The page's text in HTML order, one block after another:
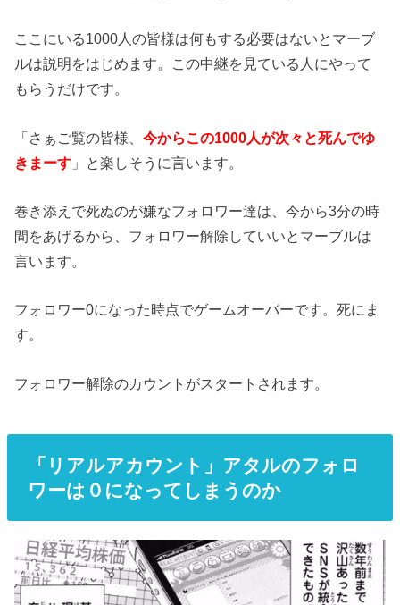
ここにいる1000人の皆様は何もする必要はないとマーブ
ルは説明をはじめます。この中継を見ている人にやって
もらうだけです。
「さぁご覧の皆様、今からこの1000人が次々と死んでゆ
きまーす 」と楽しそうに言います。
巻き添えで死ぬのが嫌なフォロワー達は、今から3分の時
間をあげるから、フォロワー解除していいとマーブルは
言います。
フォロワー0になった時点でゲームオーバーです。死にま
す。
フォロワー解除のカウントがスタートされます。
「リアルアカウント」アタルのフォロ
ワーは０になってしまうのか